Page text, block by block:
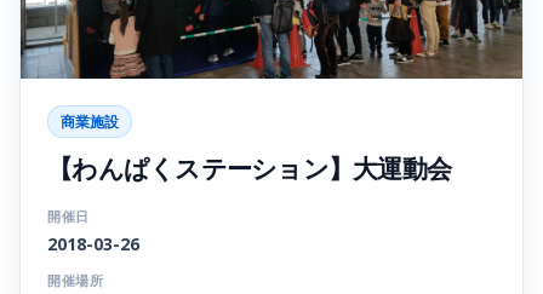
商業施設
【わんぱくステーション】大運動会
開催日
2018-03-26
開催場所